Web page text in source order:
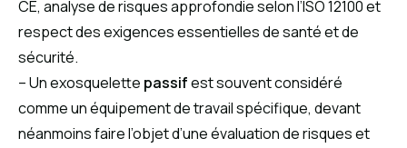
CE, analyse de risques approfondie selon l’ISO 12100 et
respect des exigences essentielles de santé et de
sécurité.
– Un exosquelette passifest souvent considéré
comme un équipement de travail spécifique, devant
néanmoins faire l’objet d’une évaluation de risques et